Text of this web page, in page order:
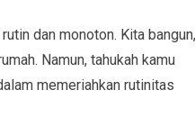
dan monoton. Kita bangun,
Namun, tahukah kamu
memeriahkan rutinitas